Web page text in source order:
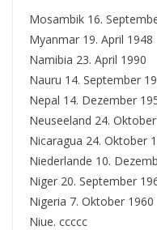
Mosambik 16.
Myanmar 19. April 1948
Namibia 23. April 1990
Nauru 14. September
Nepal 14. Dezember
Neuseeland 24.
Nicaragua 24. Oktober
Niederlande 10.
Niger 20. September
Nigeria 7. Oktober 1960
Niue. ccccc